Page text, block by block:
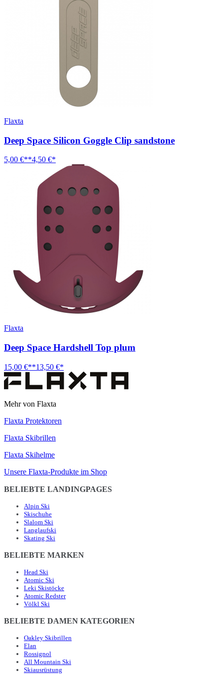
Flaxta
Deep Space Silicon Goggle Clip sandstone
5,00 €**4,50 €*
Flaxta
Deep Space Hardshell Top plum
15,00 €**13,50 €*
Mehr von Flaxta
Flaxta Protektoren
Flaxta Skibrillen
Flaxta Skihelme
Unsere Flaxta-Produkte im Shop
BELIEBTE LANDINGPAGES
Alpin Ski
Skischuhe
Slalom Ski
Langlaufski
Skating Ski
BELIEBTE MARKEN
Head Ski
Atomic Ski
Leki Skistöcke
Atomic Redster
Völkl Ski
BELIEBTE DAMEN KATEGORIEN
Oakley Skibrillen
Elan
Rossignol
All Mountain Ski
Skiausrüstung